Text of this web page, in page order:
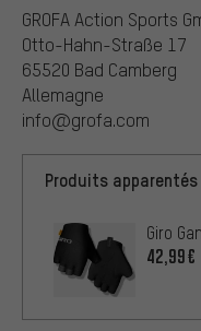
GROFA Action Sports
Otto-Hahn-Straße 17
65520 Bad Camberg
Allemagne
info@grofa.com
Produits apparentés
Giro
42,99€